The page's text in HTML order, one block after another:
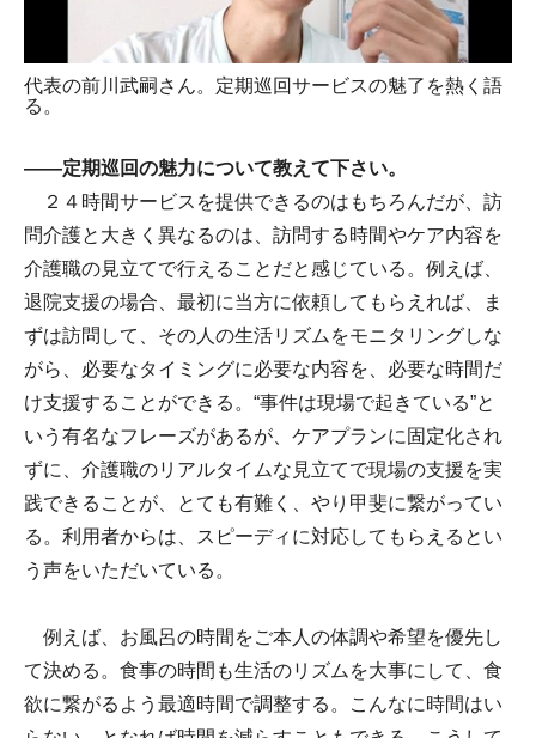
代表の前川武嗣さん。定期巡回サービスの魅了を熱く語
る。
――定期巡回の魅力について教えて下さい。
２４時間サービスを提供できるのはもちろんだが、訪
問介護と大きく異なるのは、訪問する時間やケア内容を
介護職の見立てで行えることだと感じている。例えば、
退院支援の場合、最初に当方に依頼してもらえれば、ま
ずは訪問して、その人の生活リズムをモニタリングしな
がら、必要なタイミングに必要な内容を、必要な時間だ
け支援することができる。“事件は現場で起きている”と
いう有名なフレーズがあるが、ケアプランに固定化され
ずに、介護職のリアルタイムな見立てで現場の支援を実
践できることが、とても有難く、やり甲斐に繋がってい
る。利用者からは、スピーディに対応してもらえるとい
う声をいただいている。
例えば、お風呂の時間をご本人の体調や希望を優先し
て決める。食事の時間も生活のリズムを大事にして、食
欲に繋がるよう最適時間で調整する。こんなに時間はい